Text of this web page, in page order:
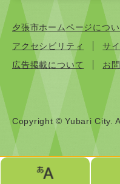
夕張市ホームページにつ
アクセシビリティ
サ
広告掲載について
お
Copyright © Yubari City.